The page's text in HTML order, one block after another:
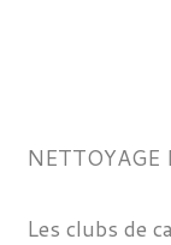
NETTOYAGE
Les clubs de